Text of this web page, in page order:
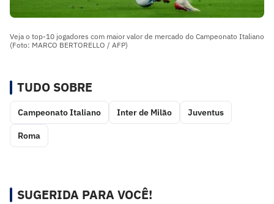
Veja o top-10 jogadores com maior valor de mercado do Campeonato Italiano
(Foto: MARCO BERTORELLO / AFP)
TUDO SOBRE
Campeonato Italiano Inter de Milão Juventus
Roma
SUGERIDA PARA VOCÊ!